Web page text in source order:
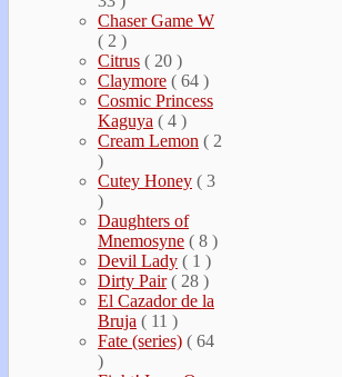
Chaser Game W
( 2 )
Citrus ( 20 )
Claymore ( 64 )
Cosmic Princess
Kaguya ( 4 )
Cream Lemon ( 2
)
Cutey Honey ( 3
)
Daughters of
Mnemosyne ( 8 )
Devil Lady ( 1 )
Dirty Pair ( 28 )
El Cazador de la
Bruja ( 11 )
Fate (series) ( 64
)